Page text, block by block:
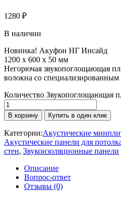
1280 ₽
В наличии
Новинка! Акуфон НГ Инсайд
1200 х 600 х 50 мм
Негорючая звукопоглощающая
волокна со
Количество Звукопоглощающая
В корзину Купить в один клик
Категории:Акустические
Акустические панели для
стен, Звукоизоляционные панели
Описание
Вопрос-ответ
Отзывы (0)